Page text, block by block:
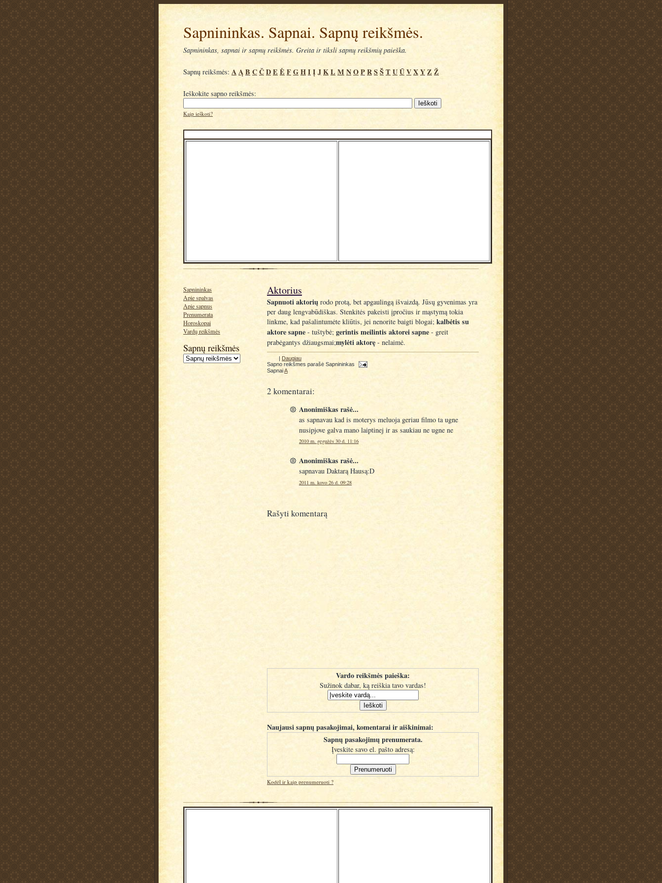
Sapnininkas. Sapnai. Sapnų reikšmės.
Sapnininkas, sapnai ir sapnų reikšmės. Greita ir tiksli sapnų reikšmių paieška.
Sapnų reikšmės: AĄB CČDE Ė FGHIĮJKL M NOPRSŠT UŪVXYZ Ž
Ieškokite sapno reikšmės:
Kaip ieškoti?
Sapnininkas
Apie spalvas
Apie sapnus
Prenumerata
Horoskopai
Vardų reikšmės
Sapnų reikšmės
Aktorius
Sapnuoti aktorių rodo protą, bet apgaulingą išvaizdą. Jūsų gyvenimas yra
per daug lengvabūdiškas. Stenkitės pakeisti įpročius ir mąstymą tokia
linkme, kad pašalintumėte kliūtis, jei nenorite baigti blogai; kalbėtis su
aktore sapne - tuštybė; gerintis meilintis aktorei sapne - greit
prabėgantys džiaugsmai;mylėti aktorę - nelaimė.
| Daugiau
Sapno reikšmes parašė Sapnininkas
SapnaiA
2 komentarai:
Anonimiškas rašė...
as sapnavau kad is moterys meluoja geriau filmo ta ugne
nusipjove galva mano laiptinej ir as saukiau ne ugne ne
2010 m. gegužės 30 d. 11:16
Anonimiškas rašė...
sapnavau Daktarą Hausą:D
2011 m. kovo 26 d. 09:28
Rašyti komentarą
Vardo reikšmės paieška:
Sužinok dabar, ką reiškia tavo vardas!
Naujausi sapnų pasakojimai, komentarai ir aiškinimai:
Sapnų pasakojimų prenumerata.
Įveskite savo el. pašto adresą:
Kodėl ir kaip prenumeruoti ?